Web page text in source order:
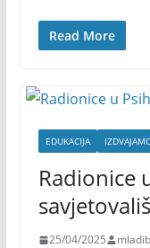
Read More
EDUKACIJA
Radionice
25/04/2025